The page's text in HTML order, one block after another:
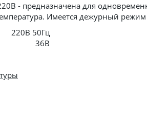
- предназначена для
Имеется дежурный
220В 50Гц
36В